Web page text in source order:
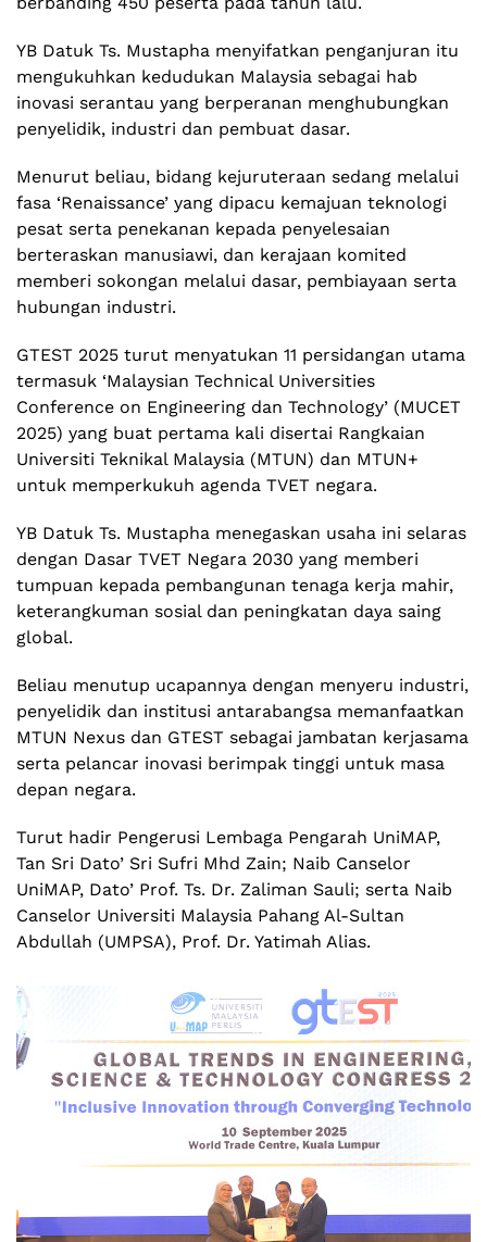
YB Datuk Ts. Mustapha menyifatkan penganjuran itu
mengukuhkan kedudukan Malaysia sebagai hab
inovasi serantau yang berperanan menghubungkan
penyelidik, industri dan pembuat dasar.
Menurut beliau, bidang kejuruteraan sedang melalui
fasa ‘Renaissance’ yang dipacu kemajuan teknologi
pesat serta penekanan kepada penyelesaian
berteraskan manusiawi, dan kerajaan komited
memberi sokongan melalui dasar, pembiayaan serta
hubungan industri.
GTEST 2025 turut menyatukan 11 persidangan utama
termasuk ‘Malaysian Technical Universities
Conference on Engineering dan Technology’ (MUCET
2025) yang buat pertama kali disertai Rangkaian
Universiti Teknikal Malaysia (MTUN) dan MTUN+
untuk memperkukuh agenda TVET negara.
YB Datuk Ts. Mustapha menegaskan usaha ini selaras
dengan Dasar TVET Negara 2030 yang memberi
tumpuan kepada pembangunan tenaga kerja mahir,
keterangkuman sosial dan peningkatan daya saing
global.
Beliau menutup ucapannya dengan menyeru industri,
penyelidik dan institusi antarabangsa memanfaatkan
MTUN Nexus dan GTEST sebagai jambatan kerjasama
serta pelancar inovasi berimpak tinggi untuk masa
depan negara.
Turut hadir Pengerusi Lembaga Pengarah UniMAP,
Tan Sri Dato’ Sri Sufri Mhd Zain; Naib Canselor
UniMAP, Dato’ Prof. Ts. Dr. Zaliman Sauli; serta Naib
Canselor Universiti Malaysia Pahang Al-Sultan
Abdullah (UMPSA), Prof. Dr. Yatimah Alias.